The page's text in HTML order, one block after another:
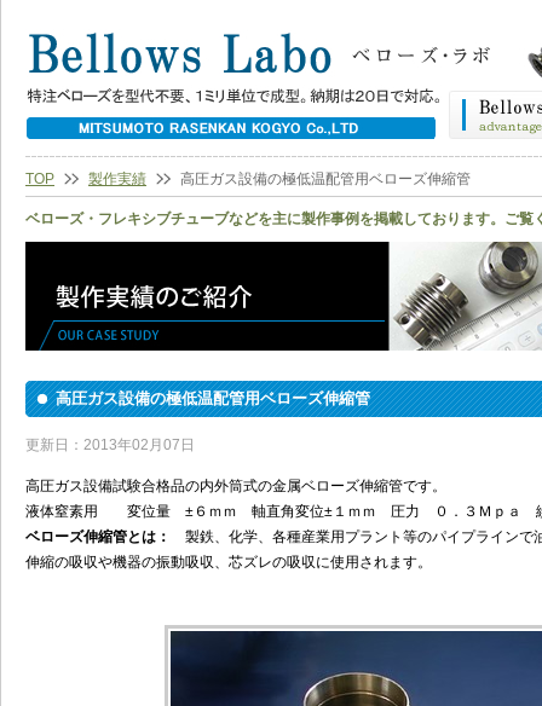
TOP 製作実績 高圧ガス設備の極低温配管用ベローズ伸縮管
ベローズ・フレキシブチューブなどを主に製作事例を掲載しております。ご覧
高圧ガス設備の極低温配管用ベローズ伸縮管
更新日：2013年02月07日
高圧ガス設備試験合格品の内外筒式の金属ベローズ伸縮管です。
液体窒素用 変位量 ±６ｍｍ 軸直角変位±１ｍｍ 圧力 ０．３Ｍｐａ
ベローズ伸縮管とは：
製鉄、化学、各種産業用プラント等のパイプラインで
伸縮の吸収や機器の振動吸収、芯ズレの吸収に使用されます。